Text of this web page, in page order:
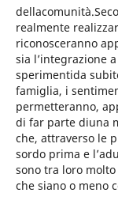
realmente
riconosceranno
sia l’integrazione
sperimentida
famiglia, i
permetteranno,
di far parte diuna
che, attraverso le
sordo prima e
sono tra loro
che siano o meno